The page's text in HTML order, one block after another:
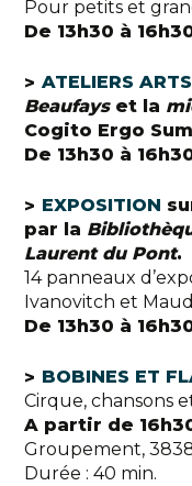
Pour petits et
De 13h30 à
ATELIERS
Beaufayset la
Cogito Ergo
De 13h30 à
EXPOSITION
par la
Laurent du Pont.
14 panneaux
Ivanovitch et
De 13h30 à
BOBINES ET
Cirque, chansons
A partir de
Groupement,
Durée : 40 min.